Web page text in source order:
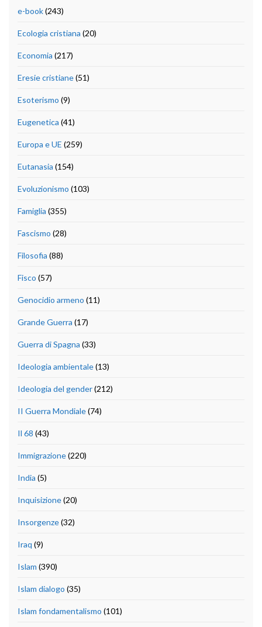
e-book(243)
Ecologia cristiana (20)
Economia (217)
Eresie cristiane(51)
Esoterismo (9)
Eugenetica (41)
Europa e UE (259)
Eutanasia (154)
Evoluzionismo (103)
Famiglia (355)
Fascismo (28)
Filosofia (88)
Fisco (57)
Genocidio armeno (11)
Grande Guerra (17)
Guerra di Spagna (33)
Ideologia ambientale(13)
Ideologia del gender(212)
II Guerra Mondiale(74)
Il 68 (43)
Immigrazione(220)
India (5)
Inquisizione(20)
Insorgenze(32)
Iraq (9)
Islam (390)
Islam dialogo (35)
Islam fondamentalismo (101)